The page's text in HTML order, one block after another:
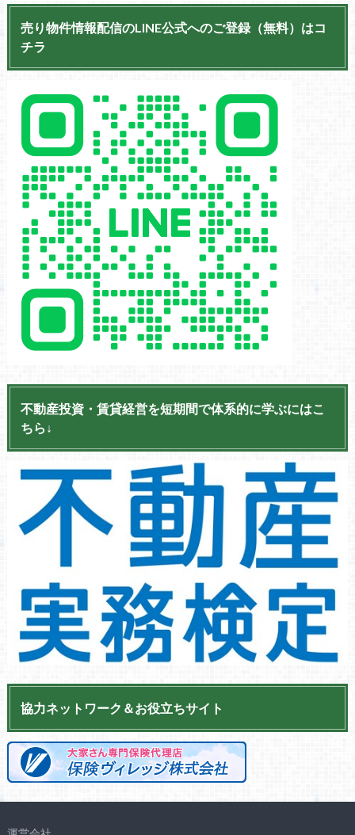
売り物件情報配信のLINE公式へのご登録（無料）はコ
チラ
不動産投資・賃貸経営を短期間で体系的に学ぶにはこ
ちら↓
協力ネットワーク＆お役立ちサイト